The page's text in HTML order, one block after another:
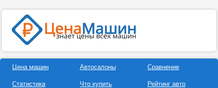
Цена машин
Статистика
Автосалоны
Что купить
Сравнение
Рейтинг авто